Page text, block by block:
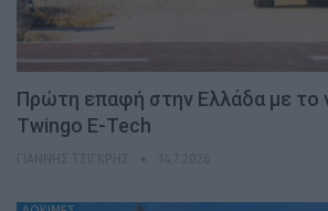
Πρώτη επαφή στην Ελλάδα με το
Twingo E-Tech